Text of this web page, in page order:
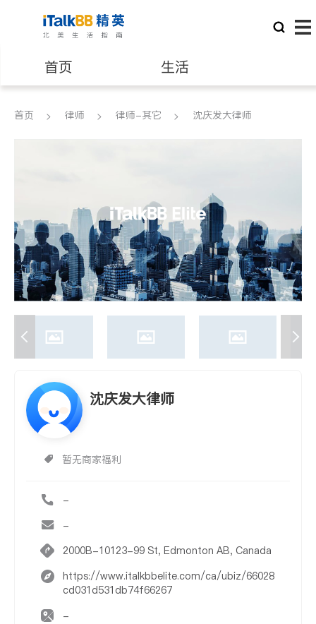
首页 生活
医生 律师
会计师
建筑装修
首页 律师 律师-其它 沈庆发大律师
沈庆发大律师
暂无商家福利
-
-
2000B-10123-99 St, Edmonton AB, Canada
https://www.italkbbelite.com/ca/ubiz/66028
cd031d531db74f66267
-